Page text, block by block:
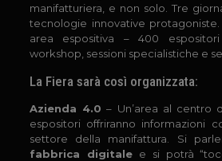
manifatturiera, e non solo. Tre
tecnologie innovative
area espositiva – 400
workshop, sessioni specialistiche e
La Fiera sarà così organizzata:
Azienda 4.0 – Un’area al centro
espositori offriranno informazioni
settore della manifattura. Si
fabbrica digitalee si potrà